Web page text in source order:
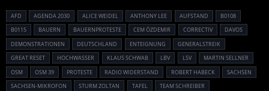
AFD AGENDA 2030 ALICE WEIDEL ANTHONY LEE AUFSTAND
B0108
B0115
BAUERN BAUERNPROTESTE CEM ÖZDEMIR CORRECTIV
DAVOS
DEMONSTRATIONEN
DEUTSCHLAND ENTEIGNUNG
GENERALSTREIK
GREAT RESET
HOCHWASSER KLAUS SCHWAB LBV LSV
MARTIN SELLNER
OSM
OSM 39 PROTESTE RADIO WIDERSTAND ROBERT HABECK
SACHSEN
SACHSEN-MIKROFON
STURM ZOLTAN TAFEL
TEAM SCHREIBER